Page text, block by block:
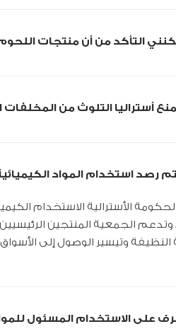
التأكد من أن منتجات اللحوم
أستراليا التلوث من المخلفات
رصد استخدام المواد
الأسترالية الاستخدام
. وتدعم الجمعية المنتجين الرئيسيين
النظيفة وتيسير الوصول إلى
على الاستخدام المسئول